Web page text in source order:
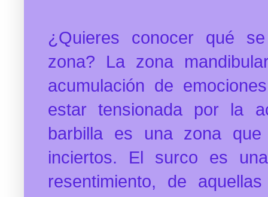
¿Quieres conocer qué
zona? La zona
acumulación de
estar tensionada por la
barbilla es una zona
inciertos. El surco es
resentimiento, de